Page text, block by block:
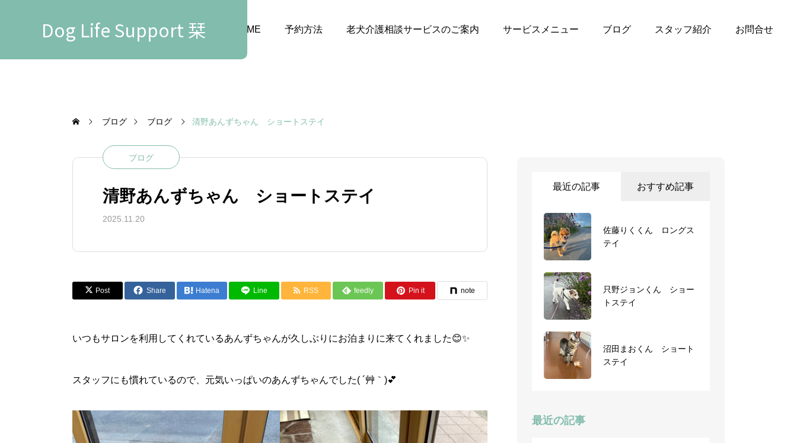
Dog Life Support 栞 HOME 予約方法 老犬介護相談サービスのご案内 サービスメニュー ブログ スタッフ紹介 お問合せ
ブログ ブログ 清野あんずちゃん ショートステイ
ブログ
清野あんずちゃん ショートステイ
2025.11.20
Post Share Hatena Line RSS feedly Pin it note
いつもサロンを利用してくれているあんずちゃんが久しぶりにお泊まりに来てくれました😊✨
スタッフにも慣れているので、元気いっぱいのあんずちゃんでした( ´艸｀)💕
最近の記事 おすすめ記事
佐藤りくくん ロングス
テイ
只野ジョンくん ショー
トステイ
沼田まおくん ショート
ステイ
🌴トリミング8月撮影ブ
ース🌺
フワくん ショートステ
イ
ショートステイ マロン
くん
最近の記事